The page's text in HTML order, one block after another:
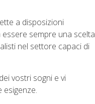
a disposizioni
sempre una scelta
nel settore capaci di
vostri sogni e vi
esigenze.